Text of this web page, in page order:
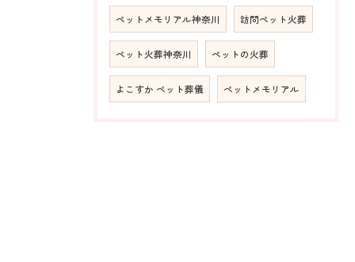
ペットメモリアル神奈川 訪問ペット火葬
ペット火葬神奈川 ペットの火葬
よこすか ペット葬儀 ペットメモリアル